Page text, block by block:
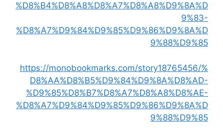
%D8%B4%D8%A8%D8%A7%D8%A8%D9%8A%D
9%83-
%D8%A7%D9%84%D9%85%D9%86%D9%8A%D
9%88%D9%85
https://monobookmarks.com/story18765456/%
D8%AA%D8%B5%D9%84%D9%8A%D8%AD-
%D9%85%D8%B7%D8%A7%D8%A8%D8%AE-
%D8%A7%D9%84%D9%85%D9%86%D9%8A%D
9%88%D9%85